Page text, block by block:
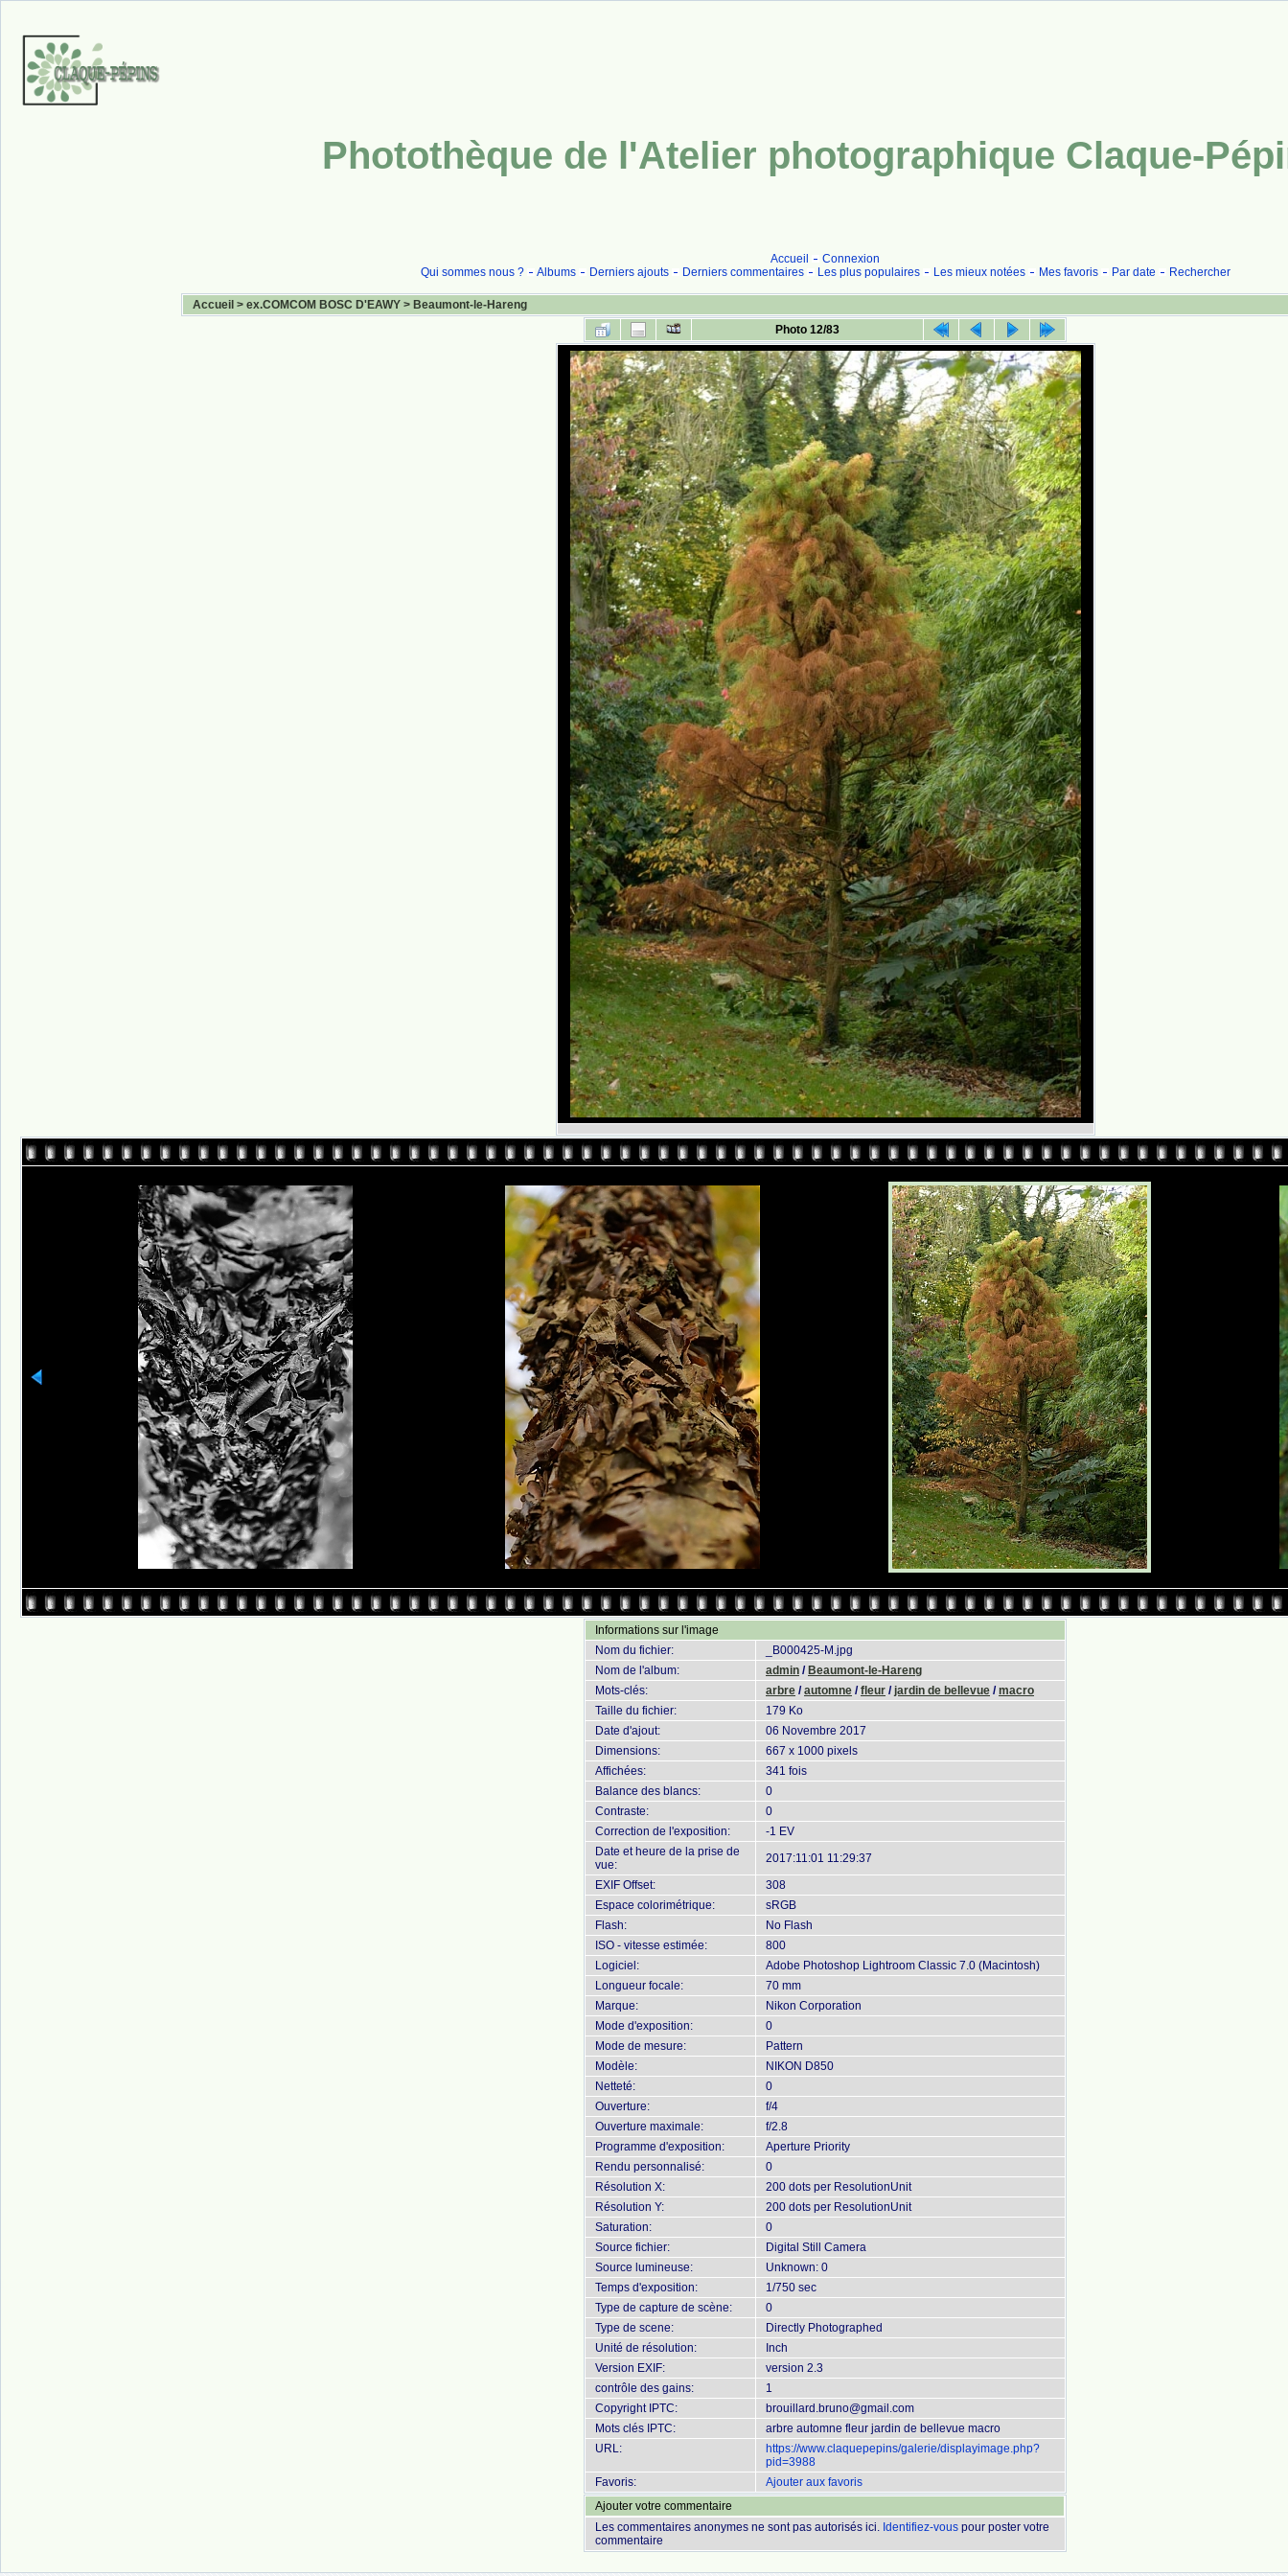
Photothèque de l'Atelier photographique Claque-
Accueil
Connexion
Qui sommes nous ?
Albums Derniers ajouts Derniers commentaires Les plus populaires Les mieux notées Mes favoris Par date Rechercher
Accueil > ex.COMCOM BOSC D'EAWY > Beaumont-le-Hareng
Photo 12/83
Informations sur l'image
Nom du fichier:
_B000425-M.jpg
Nom de l'album:
admin / Beaumont-le-Hareng
Mots-clés:
arbre /automne /fleur / jardin de bellevue /macro
Taille du fichier:
179 Ko
Date d'ajout:
06 Novembre 2017
Dimensions:
667 x 1000 pixels
Affichées:
341 fois
Balance des blancs:
0
Contraste:
0
Correction de l'exposition:
-1 EV
Date et heure de la prise de
vue:
2017:11:01 11:29:37
EXIF Offset:
308
Espace colorimétrique:
sRGB
Flash:
No Flash
ISO - vitesse estimée:
800
Logiciel:
Adobe Photoshop Lightroom Classic 7.0 (Macintosh)
Longueur focale:
70 mm
Marque:
Nikon Corporation
Mode d'exposition:
0
Mode de mesure:
Pattern
Modèle:
NIKON D850
Netteté:
0
Ouverture:
f/4
Ouverture maximale:
f/2.8
Programme d'exposition:
Aperture Priority
Rendu personnalisé:
0
Résolution X:
200 dots per ResolutionUnit
Résolution Y:
200 dots per ResolutionUnit
Saturation:
0
Source fichier:
Digital Still Camera
Source lumineuse:
Unknown: 0
Temps d'exposition:
1/750 sec
Type de capture de scène:
0
Type de scene:
Directly Photographed
Unité de résolution:
Inch
Version EXIF:
version 2.3
contrôle des gains:
1
Copyright IPTC:
brouillard.bruno@gmail.com
Mots clés IPTC:
arbre automne fleur jardin de bellevue macro
URL:
https://www.claquepepins/galerie/displayimage.php?
pid=3988
Favoris:
Ajouter aux favoris
Ajouter votre commentaire
Les commentaires anonymes ne sont pas autorisés ici. Identifiez-vous pour poster votre
commentaire